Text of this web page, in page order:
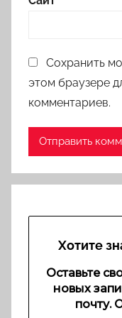
Сохранить
этом браузере
комментариев.
Хотите
Оставьте
новых
почту.